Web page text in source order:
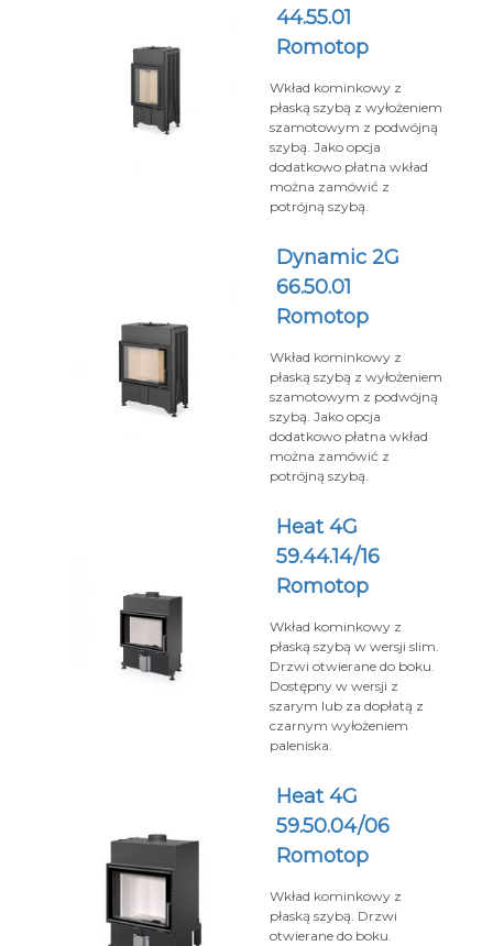
44.55.01
Romotop
Wkład kominkowy z
płaską szybą z wyłożeniem
szamotowym z podwójną
szybą. Jako opcja
dodatkowo płatna wkład
można zamówić z
potrójną szybą.
Dynamic 2G
66.50.01
Romotop
Wkład kominkowy z
płaską szybą z wyłożeniem
szamotowym z podwójną
szybą. Jako opcja
dodatkowo płatna wkład
można zamówić z
potrójną szybą.
Heat 4G
59.44.14/16
Romotop
Wkład kominkowy z
płaską szybą w wersji slim.
Drzwi otwierane do boku.
Dostępny w wersji z
szarym lub za dopłatą z
czarnym wyłożeniem
paleniska.
Heat 4G
59.50.04/06
Romotop
Wkład kominkowy z
płaską szybą. Drzwi
otwierane do boku.